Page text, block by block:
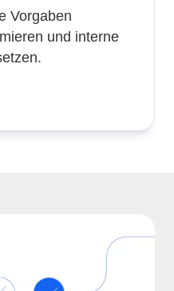
Vorgaben
und interne